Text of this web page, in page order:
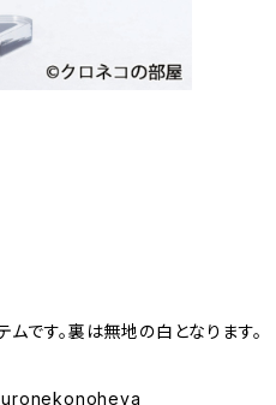
です。裏は無地の白となります。